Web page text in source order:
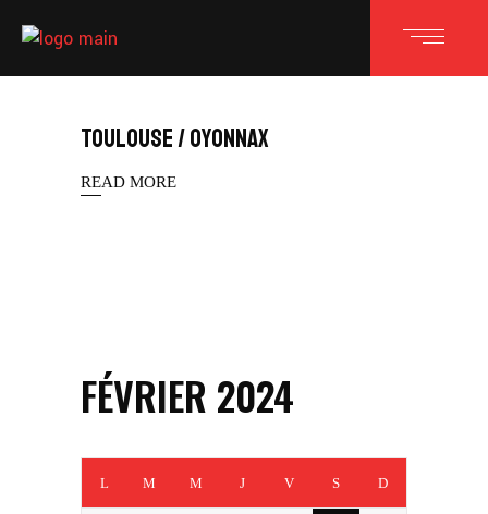
TOULOUSE / OYONNAX
READ MORE
FÉVRIER 2024
L M M J V S D